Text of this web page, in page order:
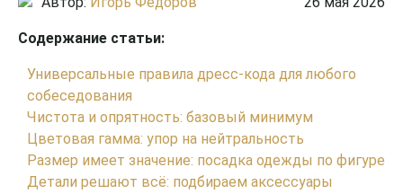
Содержание статьи:
Универсальные правила дресс-кода для любого
собеседования
Чистота и опрятность: базовый минимум
Цветовая гамма: упор на нейтральность
Размер имеет значение: посадка одежды по фигуре
Детали решают всё: подбираем аксессуары